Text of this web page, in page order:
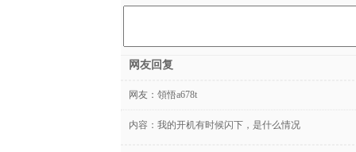
网友回复
网友： 領悟a678t
内容：我的开机有时候闪下，是什么情况